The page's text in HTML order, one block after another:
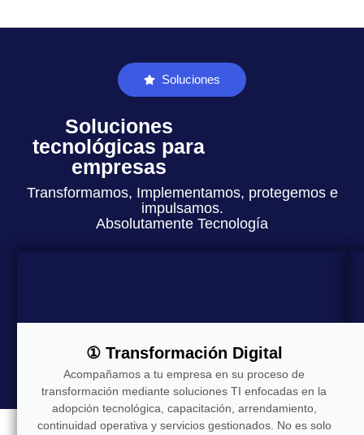
Soluciones
Soluciones
tecnológicas para
empresas
Transformamos, Implementamos, protegemos e
impulsamos.
Absolutamente Tecnología
① Transformación Digital
Acompañamos a tu empresa en su proceso de
transformación mediante soluciones TI enfocadas en la
adopción tecnológica, capacitación, arrendamiento,
continuidad operativa y servicios gestionados. No es solo